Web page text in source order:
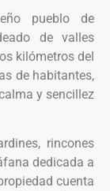
pueblo de
de valles
kilómetros del
de habitantes,
y sencillez
rincones
dedicada a
cuenta